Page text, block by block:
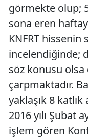
görmekte olup;
sona eren
KNFRT hissenin
incelendiğinde;
söz konusu
çarpmaktadır.
yaklaşık 8
2016 yılı Şubat
işlem gören